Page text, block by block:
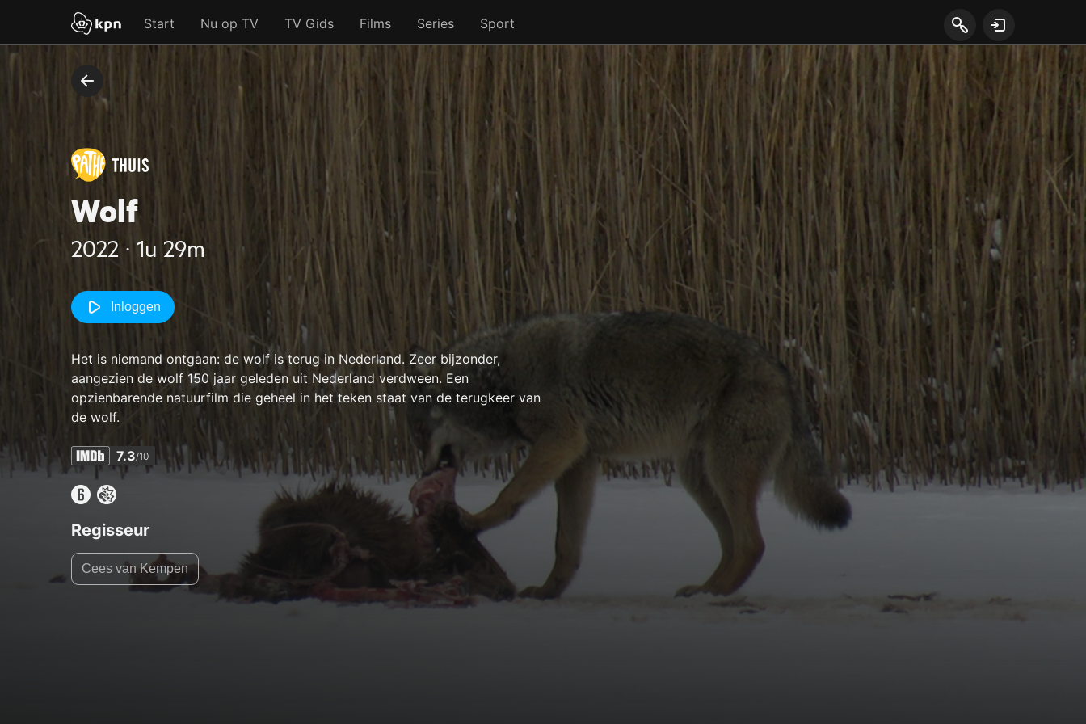
Start Nu op TV TV Gids Films Series Sport
Wolf
2022 ‧ 1u 29m
Inloggen
Het is niemand ontgaan: de wolf is terug in Nederland. Zeer bijzonder,
aangezien de wolf 150 jaar geleden uit Nederland verdween. Een
opzienbarende natuurfilm die geheel in het teken staat van de terugkeer van
de wolf.
7.3/10
Regisseur
Cees van Kempen